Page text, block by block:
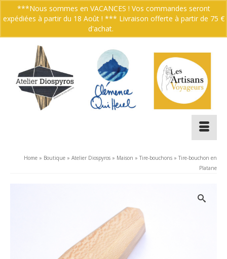
Votre panier 0.00€
Home » Boutique » Atelier Diospyros » Maison » Tire-bouchons » Tire-bouchon en
Platane
***Nous sommes en VACANCES ! Vos commandes seront
expédiées à partir du 18 Août ! *** Livraison offerte à partir de 75 €
d'achat.